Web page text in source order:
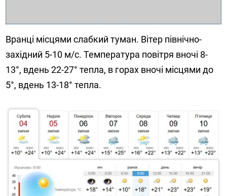
Вранці місцями слабкий туман. Вітер північно-
західний 5-10 м/с. Температура повітря вночі 8-
13°, вдень 22-27° тепла, в горах вночі місцями до
5°, вдень 13-18° тепла.